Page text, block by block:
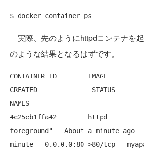
実際、先のようにhttpdコンテナを
のような結果となるはずです。
CONTAINER ID        IMAGE
CREATED              STATUS
NAMES
4e25eb1ffa42        httpd
foreground"   About a minute ago